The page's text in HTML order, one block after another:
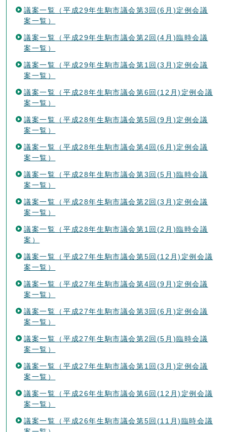
議案一覧（平成29年生駒市議会第3回(6月)定例会議
案一覧）
議案一覧（平成29年生駒市議会第2回(4月)臨時会議
案一覧）
議案一覧（平成29年生駒市議会第1回(3月)定例会議
案一覧）
議案一覧（平成28年生駒市議会第6回(12月)定例会議
案一覧）
議案一覧（平成28年生駒市議会第5回(9月)定例会議
案一覧）
議案一覧（平成28年生駒市議会第4回(6月)定例会議
案一覧）
議案一覧（平成28年生駒市議会第3回(5月)臨時会議
案一覧）
議案一覧（平成28年生駒市議会第2回(3月)定例会議
案一覧）
議案一覧（平成28年生駒市議会第1回(2月)臨時会議
案）
議案一覧（平成27年生駒市議会第5回(12月)定例会議
案一覧）
議案一覧（平成27年生駒市議会第4回(9月)定例会議
案一覧）
議案一覧（平成27年生駒市議会第3回(6月)定例会議
案一覧）
議案一覧（平成27年生駒市議会第2回(5月)臨時会議
案一覧）
議案一覧（平成27年生駒市議会第1回(3月)定例会議
案一覧）
議案一覧（平成26年生駒市議会第6回(12月)定例会議
案一覧）
議案一覧（平成26年生駒市議会第5回(11月)臨時会議